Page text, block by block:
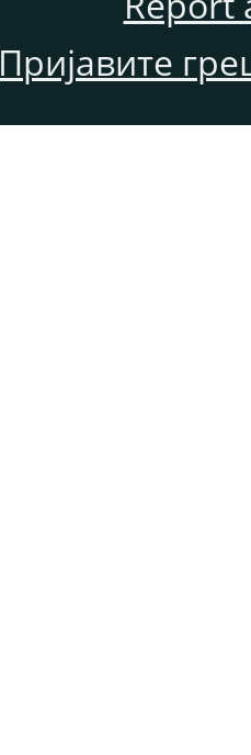
Пријавите